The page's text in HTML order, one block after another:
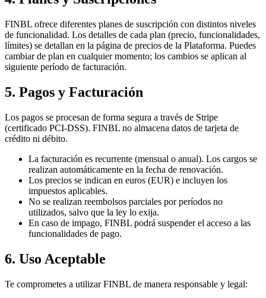
FINBL ofrece diferentes planes de suscripción con distintos niveles
de funcionalidad. Los detalles de cada plan (precio, funcionalidades,
límites) se detallan en la página de precios de la Plataforma. Puedes
cambiar de plan en cualquier momento; los cambios se aplican al
siguiente período de facturación.
5. Pagos y Facturación
Los pagos se procesan de forma segura a través de Stripe
(certificado PCI-DSS). FINBL no almacena datos de tarjeta de
crédito ni débito.
La facturación es recurrente (mensual o anual). Los cargos se
realizan automáticamente en la fecha de renovación.
Los precios se indican en euros (EUR) e incluyen los
impuestos aplicables.
No se realizan reembolsos parciales por períodos no
utilizados, salvo que la ley lo exija.
En caso de impago, FINBL podrá suspender el acceso a las
funcionalidades de pago.
6. Uso Aceptable
Te comprometes a utilizar FINBL de manera responsable y legal: